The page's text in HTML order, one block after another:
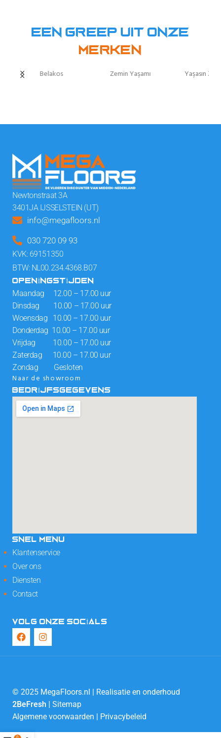
Een greep uit onze
Merken
Belakos Zemin Yaşamı Yaşasın
Newtonstraat 3A
3401JA IJSSELSTEIN (UT)
info@megafloors.nl
030 720 09 93
KVK: 69151350
BTW: NL00.234.4368.B07
OPENINGSTIJDEN
Maandag 12.00 – 17.00 uur
Dinsdag 10.00 – 17.00 uur
Woensdag 10.00 – 17.00 uur
Donderdag 10.00 – 17.00 uur
Vrijdag 10.00 – 17.00 uur
Zaterdag 10.00 – 17.00 uur
Zondag Gesloten
Naar de showroom
BEDRIJFSGEGEVENS
SNEL MENU
Klantenservice
Over ons
Diensten
Contact
VOLG ONZE SOCIALS
© 2025 MegaFloors.nl | Realisatie en onderhoud
2BeFresh | Sitemap
Algemene voorwaarden | Privacybeleid